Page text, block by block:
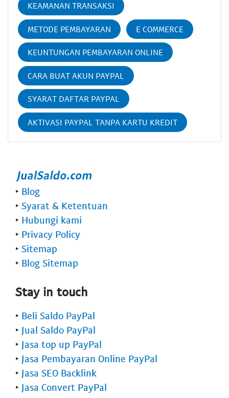
KEAMANAN TRANSAKSI
METODE PEMBAYARAN E COMMERCE
KEUNTUNGAN PEMBAYARAN ONLINE
CARA BUAT AKUN PAYPAL
SYARAT DAFTAR PAYPAL
AKTIVASI PAYPAL TANPA KARTU KREDIT
‣ Blog
‣ Syarat & Ketentuan
‣ Hubungi kami
‣ Privacy Policy
‣ Sitemap
‣ Blog Sitemap
Stay in touch
‣ Beli Saldo PayPal
‣ Jual Saldo PayPal
‣ Jasa top up PayPal
‣ Jasa Pembayaran Online PayPal
‣ Jasa SEO Backlink
‣ Jasa Convert PayPal